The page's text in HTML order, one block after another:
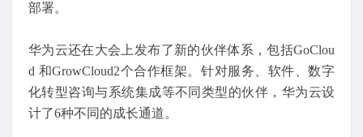
部署。
华为云还在大会上发布了新的伙伴体系，包括GoClou
d 和GrowCloud2个合作框架。针对服务、软件、数字
化转型咨询与系统集成等不同类型的伙伴，华为云设
计了6种不同的成长通道。